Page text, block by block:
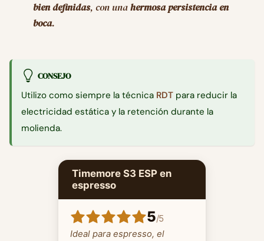
bien definidas, con unahermosa persistencia en
boca.
CONSEJO
Utilizo como siempre la técnica RDT para reducir la
electricidad estática y la retención durante la
molienda.
Timemore S3 ESP en
espresso
5/5
Ideal para espresso, el